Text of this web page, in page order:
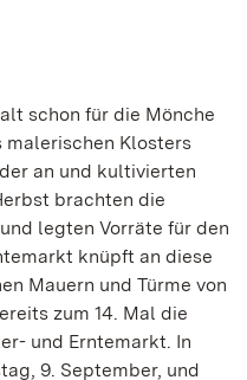
schon für die Mönche
malerischen Klosters
an und kultivierten
brachten die
legten Vorräte für den
knüpft an diese
Mauern und Türme von
zum 14. Mal die
und Erntemarkt. In
9. September, und